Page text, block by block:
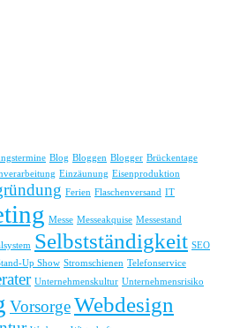
Blog Bloggen Blogger Brückentage
Einzäunung Eisenproduktion
Ferien Flaschenversand IT
Messe Messeakquise Messestand
Selbstständigkeit SEO
Up Show Stromschienen Telefonservice
Unternehmenskultur Unternehmensrisiko
VorsorgeWebdesign